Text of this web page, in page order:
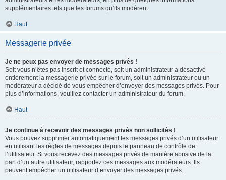
supplémentaires tels que les forums qu’ils modèrent.
Haut
Messagerie privée
Je ne peux pas envoyer de messages privés !
Soit vous n’êtes pas inscrit et connecté, soit un administrateur a désactivé
entièrement la messagerie privée sur le forum, soit un administrateur ou un
modérateur a décidé de vous empêcher d’envoyer des messages privés. Pour
plus d’informations, veuillez contacter un administrateur du forum.
Haut
Je continue à recevoir des messages privés non sollicités !
Vous pouvez supprimer automatiquement les messages privés d’un utilisateur
en utilisant les règles de messages depuis le panneau de contrôle de
l’utilisateur. Si vous recevez des messages privés de manière abusive de la
part d’un autre utilisateur, rapportez ces messages aux modérateurs. Ils
peuvent empêcher un utilisateur d’envoyer des messages privés.